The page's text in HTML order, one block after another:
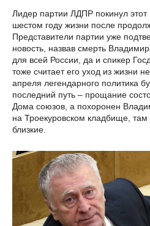
Лидер партии ЛДПР покинул
шестом году жизни после
Представители партии уже
новость, назвав смерть
для всей России, да и спикер
тоже считает его уход из жизни
апреля легендарного политика
последний путь – прощание
Дома союзов, а похоронен
на Троекуровском кладбище, там
близкие.